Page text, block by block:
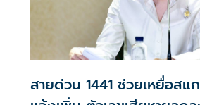
สายด่วน 1441 ช่วยเหยื่อสแ